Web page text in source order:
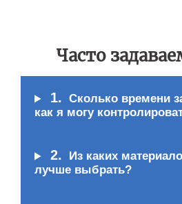
Часто
1. Сколько времени
как я могу
2.
Из каких
лучше выбрать?